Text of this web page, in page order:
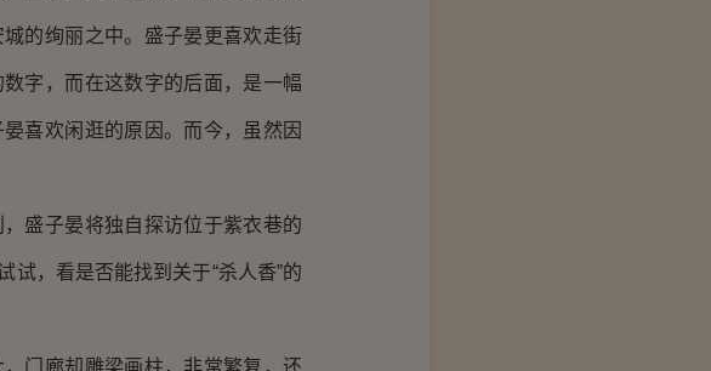
的绚丽之中。盛子晏更喜欢走街
字，而在这数字的后面，是一幅
喜欢闲逛的原因。而今，虽然因
盛子晏将独自探访位于紫衣巷的
，看是否能找到关于“杀人香”的
门廊却雕梁画柱，非常繁复，还